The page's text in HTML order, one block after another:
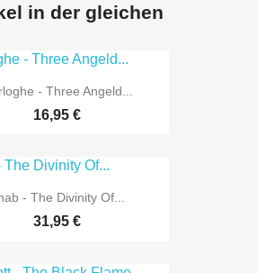
in der gleichen
- Three Angeld...
16,95 €
- The Divinity Of...
31,95 €